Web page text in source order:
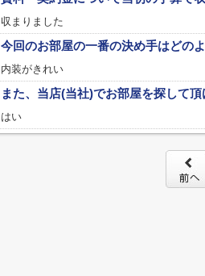
収まりました
今回のお部屋の一番の決め手はどの
内装がきれい
また、当店(当社)でお部屋を探して
はい